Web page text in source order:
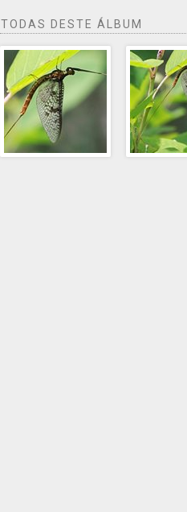
TODAS DESTE ÁLBUM